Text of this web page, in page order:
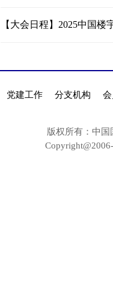
【大会日程】2025中国
党建工作 分支机构
版权所有：中